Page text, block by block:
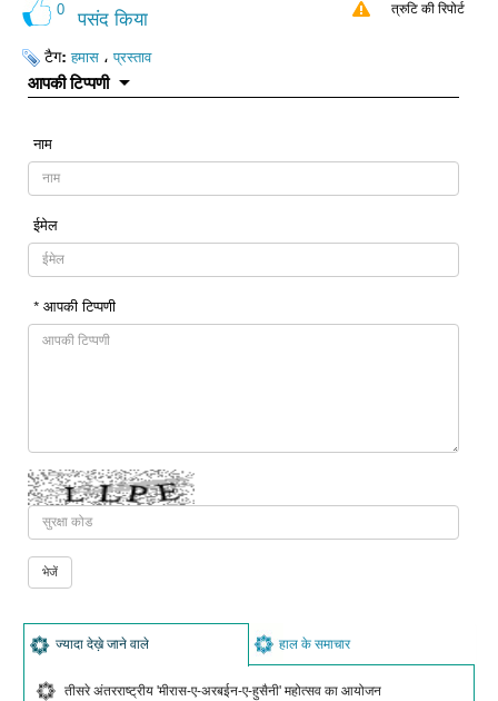
0 पसंद किया त्रुटि की रिपोर्ट
टैग:हमास ،प्रस्ताव
आपकी टिप्पणी
नाम
ईमेल
* आपकी टिप्पणी
ज्यादा देख़े जाने वाले हाल के समाचार
तीसरे अंतरराष्ट्रीय 'मीरास-ए-अरबईन-ए-हुसैनी' महोत्सव का आयोजन